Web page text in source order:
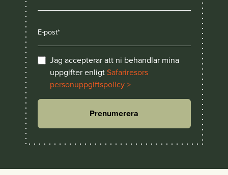
Jag accepterar att ni behandlar mina
uppgifter enligtSafariresors
personuppgiftspolicy >
Prenumerera